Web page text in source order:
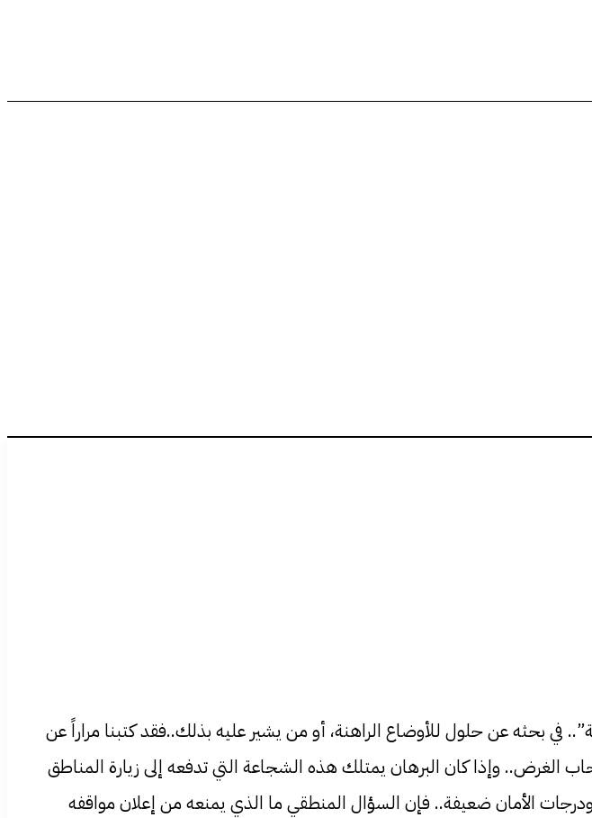
في بحثه عن حلول للأوضاع الراهنة، أو من يشير عليه بذلك..فقد كتبنا مراراً عن
وإذا كان البرهان يمتلك هذه الشجاعة التي تدفعه إلى زيارة المناطق
الأمان ضعيفة.. فإن السؤال المنطقي ما الذي يمنعه من إعلان مواقفه